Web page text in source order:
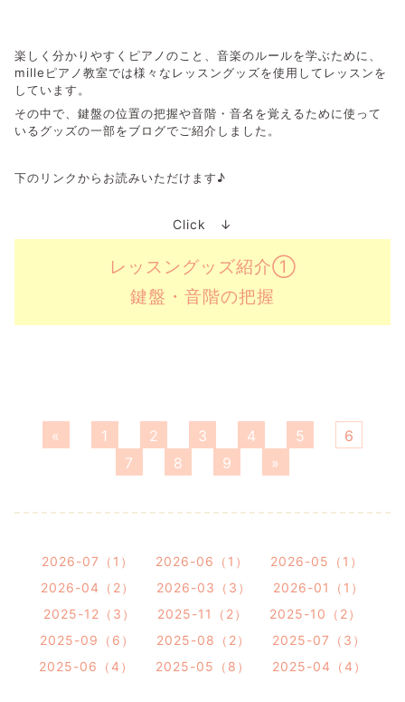
楽しく分かりやすくピアノのこと、音楽のルールを学ぶために、
milleピアノ教室では様々なレッスングッズを使用してレッスンを
しています。
その中で、鍵盤の位置の把握や音階・音名を覚えるために使って
いるグッズの一部をブログでご紹介しました。
下のリンクからお読みいただけます♪
Click ↓
レッスングッズ紹介①
鍵盤・音階の把握
« 1 2 3 4 5
6
7
8 9 »
2026-07（1） 2026-06（1）
2026-05（1）
2026-04（2）
2026-03（3）
2026-01（1）
2025-12（3）
2025-11（2）
2025-10（2）
2025-09（6）
2025-08（2）
2025-07（3）
2025-06（4）
2025-05（8） 2025-04（4）